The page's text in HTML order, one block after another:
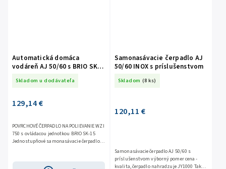
Automatická domáca
vodáreň AJ 50/60 s BRIO SK-
Skladom u dodávateľa
129,14 €
POVRCHOVÉ ČERPADLO NA POLIEVANIE WZI
750 s ovládacou jednotkou BRIO SK-15
Jednostupňové samonasávacie čerpadlo
Samonasávacie čerpadlo AJ
50/60 INOX s príslušenstvom
Skladom (8 ks)
120,11 €
Samonasávacie čerpadlo AJ 50/60 s
príslušenstvom výborný pomer cena -
kvalita, čerpadlo nahradzuje JY1000 Takto